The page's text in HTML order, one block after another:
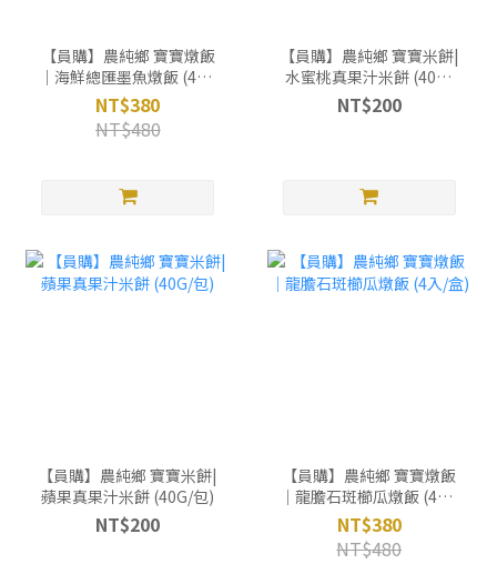
【員購】農純鄉 寶寶燉飯
｜海鮮總匯墨魚燉飯 (4入/
盒)
NT$380
NT$480
【員購】農純鄉 寶寶米餅|
水蜜桃真果汁米餅 (40G/
包)
NT$200
【員購】農純鄉 寶寶米餅|
蘋果真果汁米餅 (40G/包)
NT$200
【員購】農純鄉 寶寶燉飯
｜龍膽石斑櫛瓜燉飯 (4入/
盒)
NT$380
NT$480